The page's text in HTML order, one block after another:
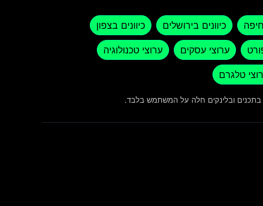
כיוונים בירושלים כיוונים בצפון
ערוצי עסקים ערוצי טכנולוגיה
טלגרם
בתכנים ובלינקים חלה על המשתמש בלבד.